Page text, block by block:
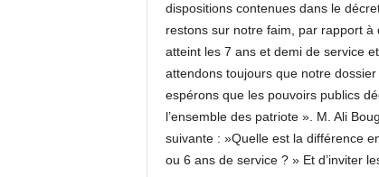
dispositions contenues dans le
restons sur notre faim, par rapport à
atteint les 7 ans et demi de service
attendons toujours que notre
espérons que les pouvoirs publics
l’ensemble des patriote ». M. Ali
suivante : »Quelle est la différence
ou 6 ans de service ? » Et d’inviter